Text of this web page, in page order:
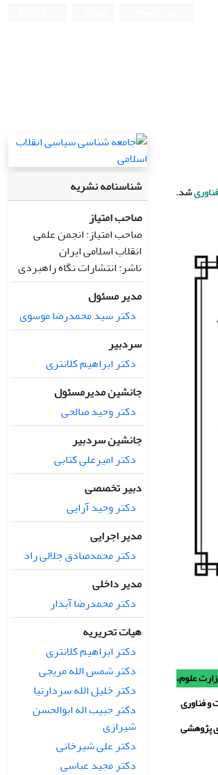
شد.
وزارت علوم،
و فناوری
پژوهشی
شناسنامه نشریه
صاحب امتیاز
صاحب امتیاز: انجمن علمی
انقلاب اسلامی ایران
ناشر: انتشارات نگاه راهبردی
مدیر مسئول
دکتر سید محمدرضا موسوی
سردبیر
دکتر ابراهیم کلانتری
جانشین مدیرمسئول
دکتر وحید صالحی
جانشین سردبیر
دکتر امیرعلی کتابی
دبیر تخصصی
دکتر وحید آرایی
مدیر اجرایی
دکتر محمدصادق جلالی راد
مدیر داخلی
دکتر محمدرضا آبدار
هیات تحریریه
دکتر ابراهیم کلانتری
دکتر شمس الله مریجی
دکتر خلیل الله سردارنیا
دکتر حبیب اله ابوالحسن
شیرازی
دکتر علی شیرخانی
دکتر مجید عباسی